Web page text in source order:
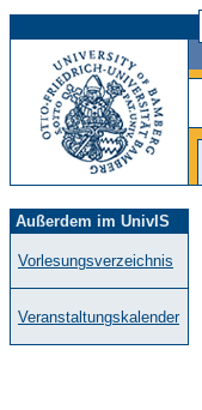
Außerdem im UnivIS
Vorlesungsverzeichnis
Veranstaltungskalender